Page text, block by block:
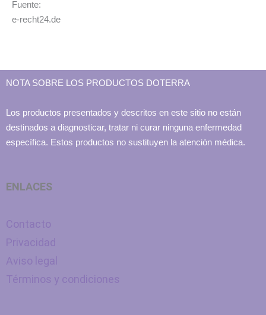
Fuente:
e-recht24.de
NOTA SOBRE LOS PRODUCTOS DOTERRA
Los productos presentados y descritos en este sitio no están
destinados a diagnosticar, tratar ni curar ninguna enfermedad
específica. Estos productos no sustituyen la atención médica.
ENLACES
Contacto
Privacidad
Aviso legal
Términos y condiciones